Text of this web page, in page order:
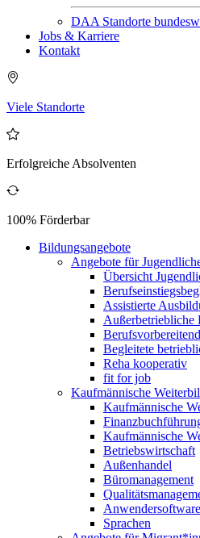
DAA Standorte
Jobs & Karriere
Kontakt
Viele Standorte
Erfolgreiche Absolventen
100% Förderbar
Bildungsangebote
Angebote für
Übersicht
Assistierte
Außerbetriebliche
Begleitete
Reha kooperativ
fit for job
Kaufmännische
Kaufmännische
Kaufmännische
Betriebswirtschaft
Außenhandel
Büromanagement
Anwendersoftware
Sprachen